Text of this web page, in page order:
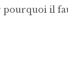
il